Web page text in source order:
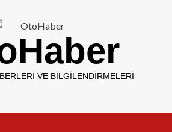
VE BILGILENDIRMELERI